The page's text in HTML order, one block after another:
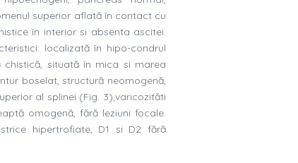
superior aflată în contact cu
în interior si absenta ascitei.
localizată în hipo-condrul
situată în mica si marea
boselat, structură neomogenă,
al splinei (Fig. 3),varicozităti
omogenă, fără leziuni focale.
hipertrofiate, D1 si D2 fără